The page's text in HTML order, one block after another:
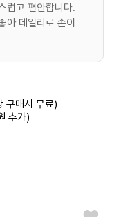
럽고 편안합니다.
아 데일리로 손이
매시 무료)
추가)